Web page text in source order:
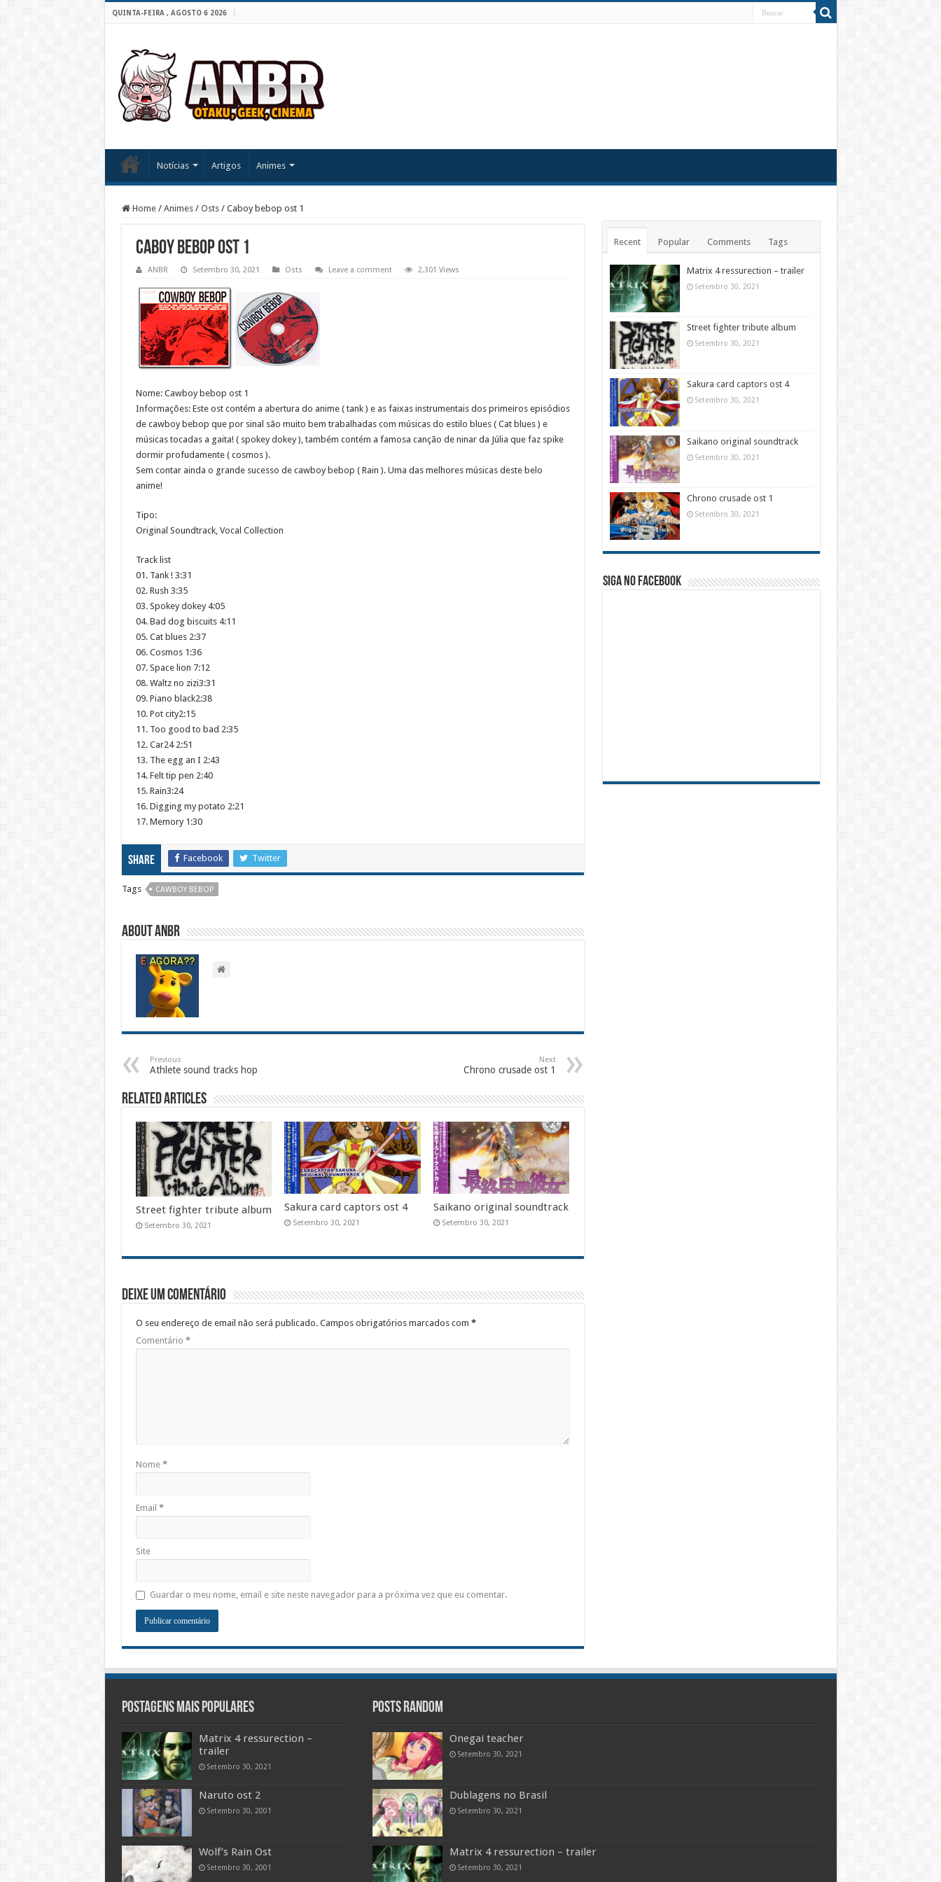
QUINTA-FEIRA , AGOSTO 6 2026
Notícias Artigos Animes
Home / Animes / Osts / Caboy bebop ost 1
Caboy bebop ost 1
ANBR Setembro 30, 2021 Osts Leave a comment 2,301 Views
Nome: Cawboy bebop ost 1
Informações: Este ost contém a abertura do anime ( tank ) e as faixas instrumentais dos primeiros episódios
de cawboy bebop que por sinal são muito bem trabalhadas com músicas do estilo blues ( Cat blues ) e
músicas tocadas a gaita! ( spokey dokey ), também contém a famosa canção de ninar da Júlia que faz spike
dormir profudamente ( cosmos ).
Sem contar ainda o grande sucesso de cawboy bebop ( Rain ). Uma das melhores músicas deste belo
anime!
Tipo:
Original Soundtrack, Vocal Collection
Track list
01. Tank ! 3:31
02. Rush 3:35
03. Spokey dokey 4:05
04. Bad dog biscuits 4:11
05. Cat blues 2:37
06. Cosmos 1:36
07. Space lion 7:12
08. Waltz no zizi3:31
09. Piano black2:38
10. Pot city2:15
11. Too good to bad 2:35
12. Car24 2:51
13. The egg an I 2:43
14. Felt tip pen 2:40
15. Rain3:24
16. Digging my potato 2:21
17. Memory 1:30
Share Facebook Twitter
Tags CAWBOY BEBOP
About ANBR
Previous
Athlete sound tracks hop
Next
Chrono crusade ost 1
Related Articles
Street fighter tribute album
Setembro 30, 2021
Sakura card captors ost 4
Setembro 30, 2021
Saikano original soundtrack
Setembro 30, 2021
Deixe um comentário
O seu endereço de email não será publicado. Campos obrigatórios marcados com *
Comentário *
Nome *
Email *
Site
Guardar o meu nome, email e site neste navegador para a próxima vez que eu comentar.
Recent Popular Comments Tags
Matrix 4 ressurection – trailer
Setembro 30, 2021
Street fighter tribute album
Setembro 30, 2021
Sakura card captors ost 4
Setembro 30, 2021
Saikano original soundtrack
Setembro 30, 2021
Chrono crusade ost 1
Setembro 30, 2021
Siga no facebook
Postagens mais populares
Matrix 4 ressurection –
trailer
Setembro 30, 2021
Naruto ost 2
Setembro 30, 2001
Wolf’s Rain Ost
Setembro 30, 2001
Posts random
Onegai teacher
Setembro 30, 2021
Dublagens no Brasil
Setembro 30, 2021
Matrix 4 ressurection – trailer
Setembro 30, 2021